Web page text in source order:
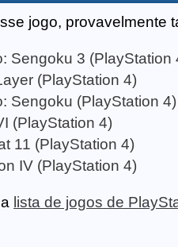
jogo, provavelmente
Sengoku 3 (PlayStation
(PlayStation 4)
Sengoku (PlayStation 4)
(PlayStation 4)
11 (PlayStation 4)
IV (PlayStation 4)
lista de jogos de